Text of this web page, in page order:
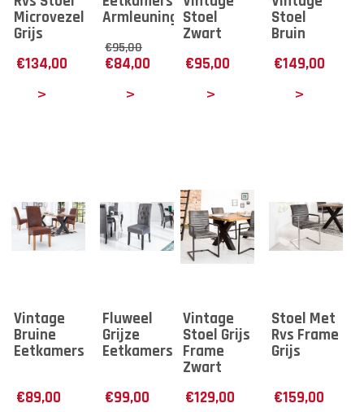
Microvezel
Grijs
€134,00
Armleuningen
€95,00
€84,00
Stoel
Zwart
€95,00
Stoel
Bruin
€149,00
Vintage
Bruine
Eetkamerstoel
€89,00
Fluweel
Grijze
Eetkamerstoel
€99,00
Vintage
Stoel Grijs
Frame
Zwart
€129,00
Stoel Met
Rvs Frame
Grijs
€159,00